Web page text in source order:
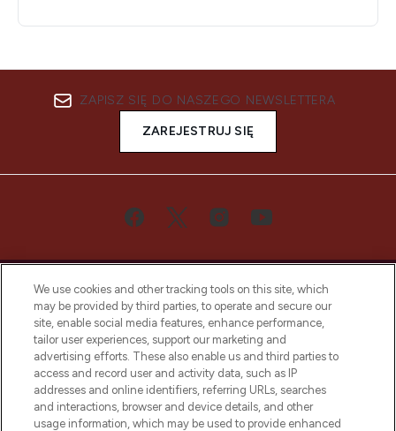
ZAPISZ SIĘ DO NASZEGO NEWSLETTERA
ZAREJESTRUJ SIĘ
Bądź pierwszą osobą, która dowie się o
najnowszych produktach, od niszowych i
uznanych marek, sezonowych trendach i
otrzyma ekskluzywne artykuły redakcyjne
z Sunday Supplement.
We use cookies and other tracking tools on this site, which
may be provided by third parties, to operate and secure our
site, enable social media features, enhance performance,
tailor user experiences, support our marketing and
advertising efforts. These also enable us and third parties to
access and record user and activity data, such as IP
addresses and online identifiers, referring URLs, searches
and interactions, browser and device details, and other
usage information, which may be used to provide enhanced